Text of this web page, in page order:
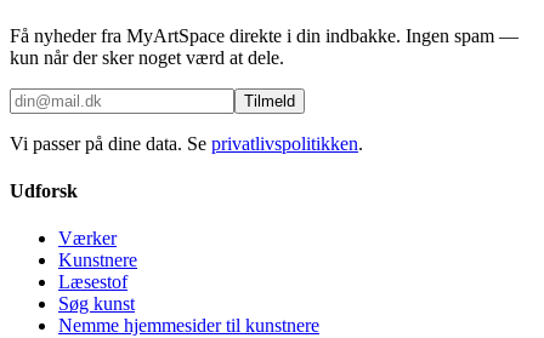
Få nyheder fra MyArtSpace direkte i din indbakke. Ingen spam —
kun når der sker noget værd at dele.
Tilmeld
Vi passer på dine data. Se privatlivspolitikken.
Udforsk
Værker
Kunstnere
Læsestof
Søg kunst
Nemme hjemmesider til kunstnere